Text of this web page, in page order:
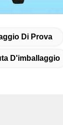
Di Prova
D'imballaggio